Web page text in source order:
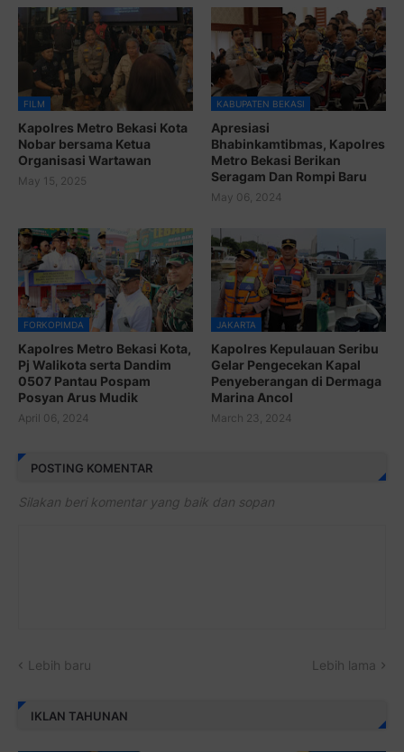
FILM
Kapolres Metro Bekasi Kota
Nobar bersama Ketua
Organisasi Wartawan
May 15, 2025
KABUPATEN BEKASI
Apresiasi
Bhabinkamtibmas, Kapolres
Metro Bekasi Berikan
Seragam Dan Rompi Baru
May 06, 2024
FORKOPIMDA
Kapolres Metro Bekasi Kota,
Pj Walikota serta Dandim
0507 Pantau Pospam
Posyan Arus Mudik
April 06, 2024
JAKARTA
Kapolres Kepulauan Seribu
Gelar Pengecekan Kapal
Penyeberangan di Dermaga
Marina Ancol
March 23, 2024
POSTING KOMENTAR
Silakan beri komentar yang baik dan sopan
Lebih baru Lebih lama
IKLAN TAHUNAN